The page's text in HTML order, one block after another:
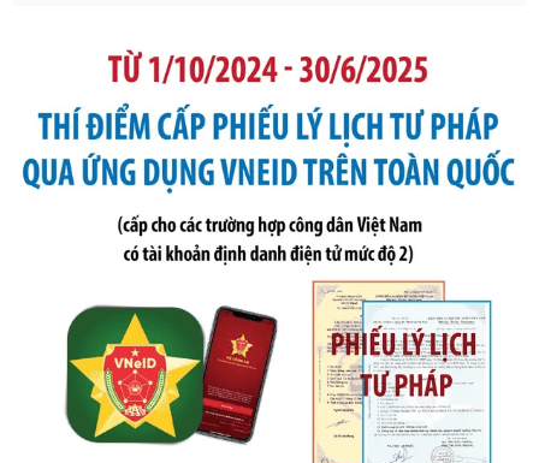
Tên: Nghị định số 291/2026/NĐ-CP của Chính phủ: Sửa
đổi, bổ sung một số điều của Nghị định số 125/2020/NĐ-СР
ngày 19 tháng 10 năm 2020 của Chính phủ quy định xử
phạt vi phạm hành chính về thuế, hóa đơn được sửa đổi, bổ
sung bởi Nghị định số 102/2021/NĐ-CP
Ngày ban hành: 20/07/2026
Số kí hiệu:
Tên: Quyết định công bố Danh mục thủ tục hành chính mới
ban hành, được sửa đổi, bổ sung, bị bãi bỏ và phê duyệt
Quy trình nội bộ, quy trình điện tử giải quyết thủ tục hành
chính trong một số lĩnh vực thuộc phạm vi chức năng quản
lý của Sở Văn hóa, Thể tha
Ngày ban hành: 01/06/2026
Số kí hiệu:2304/QĐ-UBND
Tên: Quyết định công bố Danh mục thủ tục hành chính
được sửa đổi, bổ sung và phê duyệt Quy trình nội bộ, quy